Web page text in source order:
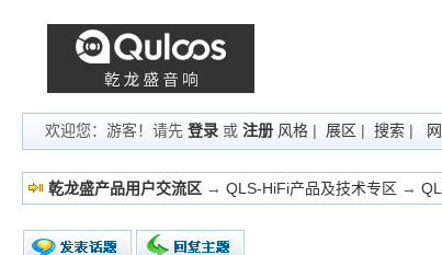
欢迎您：游客！请先登录 或注册 风格 | 展区 |搜索 |
乾龙盛产品用户交流区 →QLS-HiFi产品及技术专区 →